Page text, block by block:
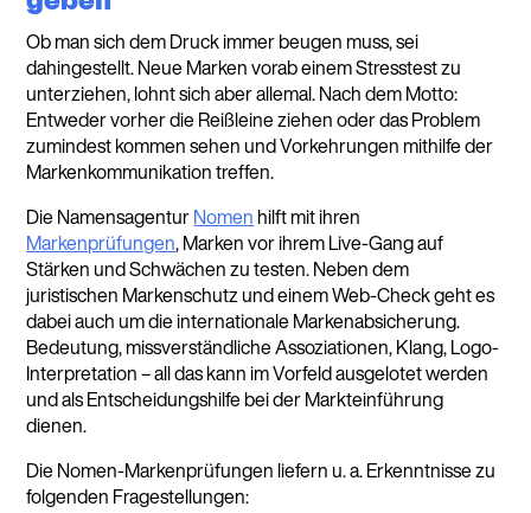
Ob man sich dem Druck immer beugen muss, sei
dahingestellt. Neue Marken vorab einem Stresstest zu
unterziehen, lohnt sich aber allemal. Nach dem Motto:
Entweder vorher die Reißleine ziehen oder das Problem
zumindest kommen sehen und Vorkehrungen mithilfe der
Markenkommunikation treffen.
Die NamensagenturNomen hilft mit ihren
Markenprüfungen, Marken vor ihrem Live-Gang auf
Stärken und Schwächen zu testen. Neben dem
juristischen Markenschutz und einem Web-Check geht es
dabei auch um die internationale Markenabsicherung.
Bedeutung, missverständliche Assoziationen, Klang, Logo-
Interpretation – all das kann im Vorfeld ausgelotet werden
und als Entscheidungshilfe bei der Markteinführung
dienen.
Die Nomen-Markenprüfungen liefern u. a. Erkenntnisse zu
folgenden Fragestellungen: